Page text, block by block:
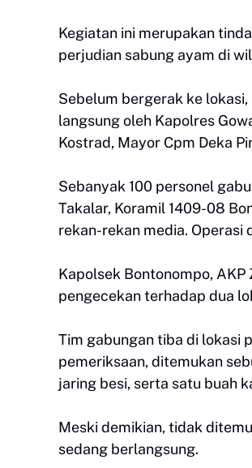
Kegiatan ini merupakan
perjudian sabung ayam di
Sebelum bergerak ke
langsung oleh Kapolres
Kostrad, Mayor Cpm Deka
Sebanyak 100 personel
Takalar, Koramil 1409-08
rekan-rekan media. Operasi
Kapolsek Bontonompo,
pengecekan terhadap dua
Tim gabungan tiba di lokasi
pemeriksaan, ditemukan
jaring besi, serta satu buah
Meski demikian, tidak
sedang berlangsung.